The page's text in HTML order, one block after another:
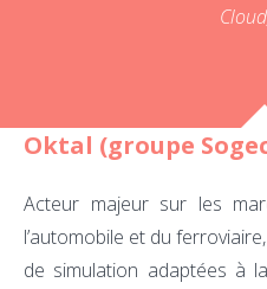
Oktal (groupe
Acteur majeur sur les
l’automobile et du ferroviaire,
de simulation adaptées à